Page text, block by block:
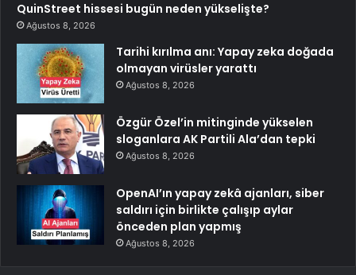
QuinStreet hissesi bugün neden yükselişte?
Ağustos 8, 2026
Tarihi kırılma anı: Yapay zeka doğada
olmayan virüsler yarattı
Ağustos 8, 2026
Özgür Özel’in mitinginde yükselen
sloganlara AK Partili Ala’dan tepki
Ağustos 8, 2026
OpenAI’ın yapay zekâ ajanları, siber
saldırı için birlikte çalışıp aylar
önceden plan yapmış
Ağustos 8, 2026